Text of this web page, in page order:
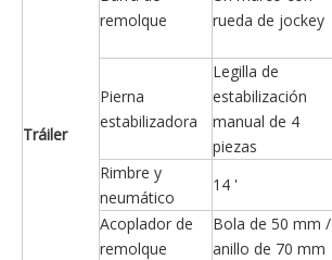
Tráiler
remolque
rueda de jockey
Pierna
estabilizadora
Legilla de
estabilización
manual de 4
piezas
Rimbre y
neumático
14 '
Acoplador de
remolque
Bola de 50 mm /
anillo de 70 mm